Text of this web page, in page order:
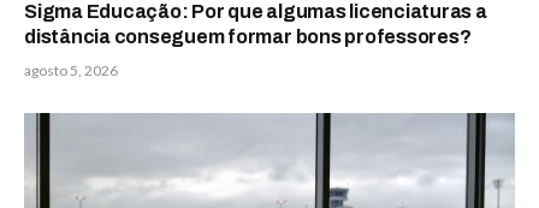
Sigma Educação: Por que algumas licenciaturas a
distância conseguem formar bons professores?
agosto 5, 2026